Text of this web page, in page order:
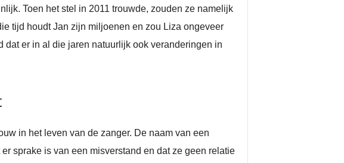
Toen het stel in 2011 trouwde, zouden ze namelijk
tijd houdt Jan zijn miljoenen en zou Liza ongeveer
er in al die jaren natuurlijk ook veranderingen in
in het leven van de zanger. De naam van een
sprake is van een misverstand en dat ze geen relatie